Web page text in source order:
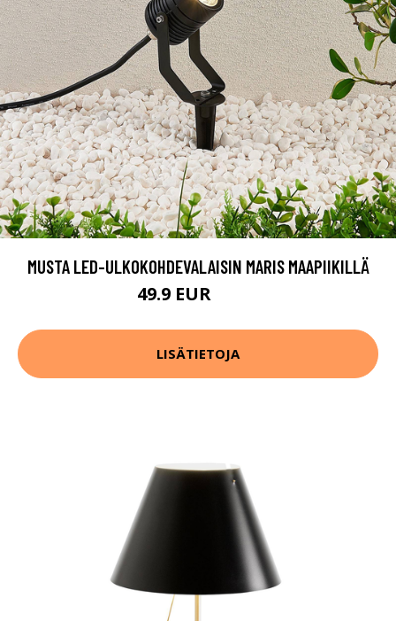
MUSTA LED-ULKOKOHDEVALAISIN MARIS MAAPIIKILLÄ
49.9 EUR
LISÄTIETOJA